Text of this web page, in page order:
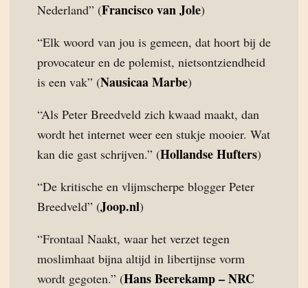
Nederland” (Francisco van Jole)
“Elk woord van jou is gemeen, dat hoort bij de
provocateur en de polemist, nietsontziendheid
is een vak” (Nausicaa Marbe)
“Als Peter Breedveld zich kwaad maakt, dan
wordt het internet weer een stukje mooier. Wat
kan die gast schrijven.” (Hollandse Hufters)
“De kritische en vlijmscherpe blogger Peter
Breedveld” (Joop.nl)
“Frontaal Naakt, waar het verzet tegen
moslimhaat bijna altijd in libertijnse vorm
wordt gegoten.” (Hans Beerekamp – NRC